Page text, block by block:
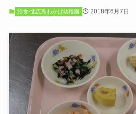
給食-北広島わかば幼稚園 2018年6月7日